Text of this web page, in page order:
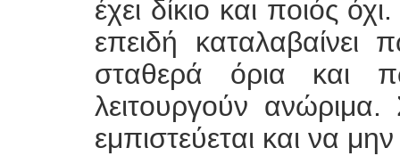
έχει δίκιο και ποιός
επειδή
σταθερά όρια και
λειτουργούν
εμπιστεύεται και να